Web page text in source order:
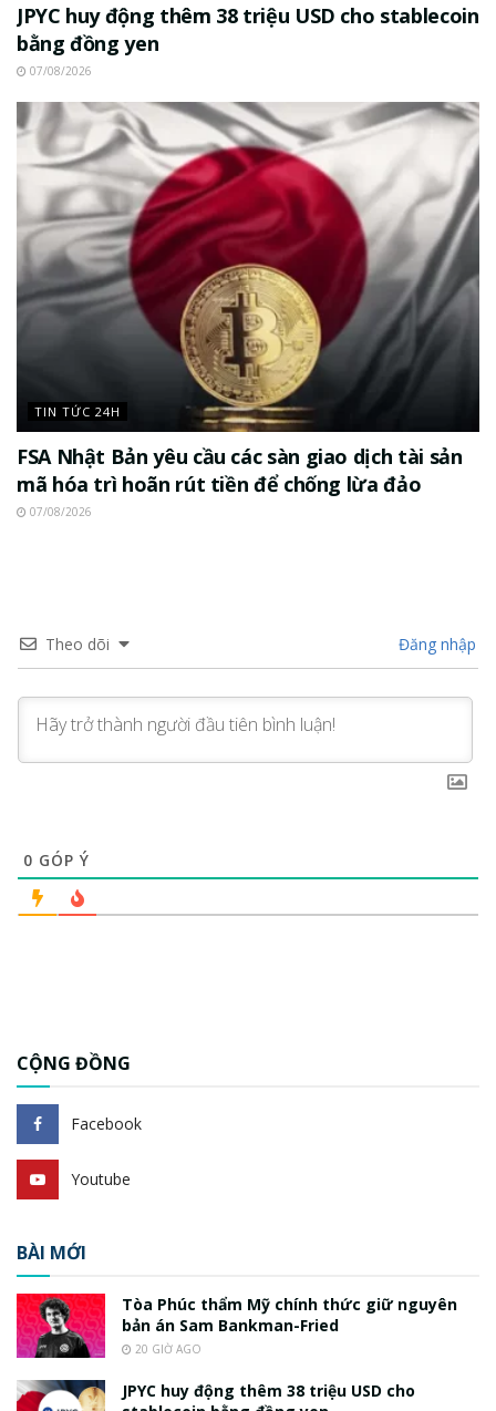
JPYC huy động thêm 38 triệu USD cho stablecoin
bằng đồng yen
07/08/2026
TIN TỨC 24H
FSA Nhật Bản yêu cầu các sàn giao dịch tài sản
mã hóa trì hoãn rút tiền để chống lừa đảo
07/08/2026
Theo dõi Đăng nhập
0 GÓP Ý
CỘNG ĐỒNG
Facebook
Youtube
BÀI MỚI
Tòa Phúc thẩm Mỹ chính thức giữ nguyên
bản án Sam Bankman-Fried
20 GIỜ AGO
JPYC huy động thêm 38 triệu USD cho